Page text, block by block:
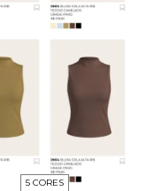
5 CORES